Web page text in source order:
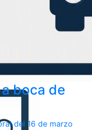
boca de
del 16 de marzo